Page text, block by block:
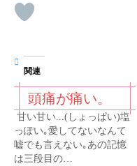
関連
頭痛が痛い。
甘い甘い...(しょっぱい)塩
っぽい｡愛してないなんて
嘘でも言えない｡あの記憶
は三段目の…